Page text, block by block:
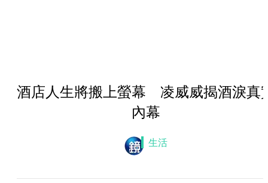
酒店人生將搬上螢幕 凌威威揭酒淚真
內幕
生活